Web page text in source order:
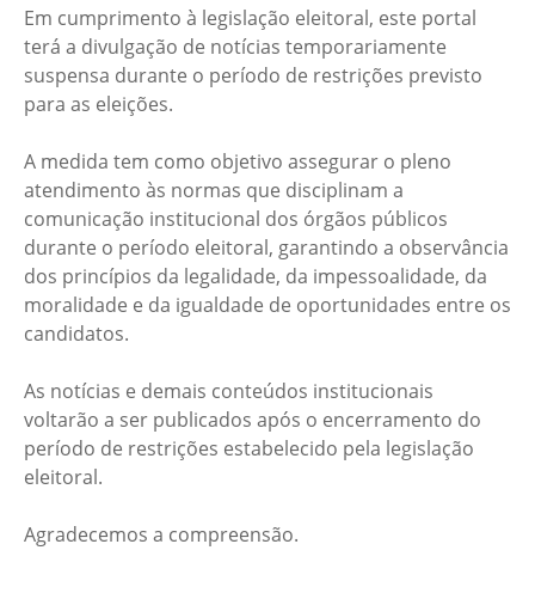
Em cumprimento à legislação eleitoral, este portal
terá a divulgação de notícias temporariamente
suspensa durante o período de restrições previsto
para as eleições.
A medida tem como objetivo assegurar o pleno
atendimento às normas que disciplinam a
comunicação institucional dos órgãos públicos
durante o período eleitoral, garantindo a observância
dos princípios da legalidade, da impessoalidade, da
moralidade e da igualdade de oportunidades entre os
candidatos.
As notícias e demais conteúdos institucionais
voltarão a ser publicados após o encerramento do
período de restrições estabelecido pela legislação
eleitoral.
Agradecemos a compreensão.